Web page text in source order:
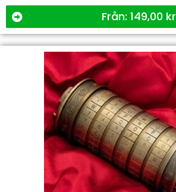
Från: 149,00 kr